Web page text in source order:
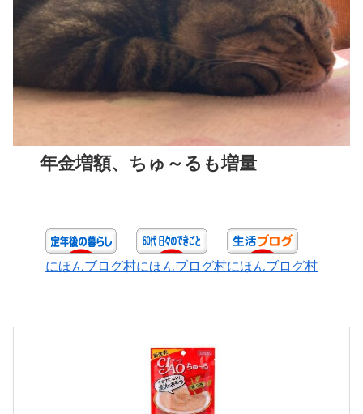
年金増額、ちゅ～る も増量
にほんブログ村にほんブログ村にほんブログ村